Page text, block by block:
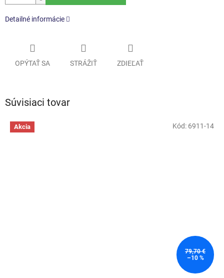
Detailné informácie
OPÝTAŤ SA STRÁŽIŤ ZDIEĽAŤ
Súvisiaci tovar
Akcia
79,70 €
–10 %
Kód: 6911-14